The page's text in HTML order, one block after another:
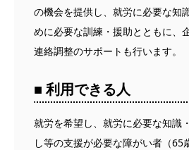
の機会を提供し、就労に必要な知
めに必要な訓練・援助とともに、
連絡調整のサポートも行います。
■ 利用できる人
就労を希望し、就労に必要な知識
し等の支援が必要な障がい者（65